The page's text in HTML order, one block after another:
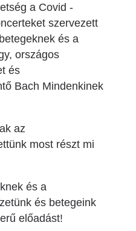
a Covid -
szervezett
és a
országos
és
Bach Mindenkinek
az
most részt mi
és a
és betegeink
előadást!